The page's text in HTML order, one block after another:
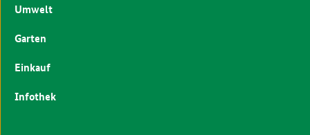
Umwelt
Garten
Einkauf
Infothek